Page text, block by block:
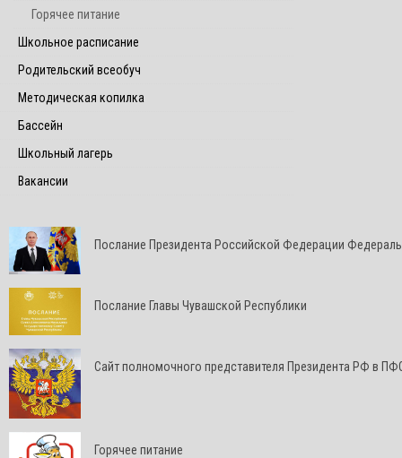
Горячее питание
Школьное расписание
Родительский всеобуч
Методическая копилка
Бассейн
Школьный лагерь
Вакансии
Послание Президента Российской Федерации
Послание Главы Чувашской Республики
Cайт полномочного представителя Президента РФ в
Горячее питание